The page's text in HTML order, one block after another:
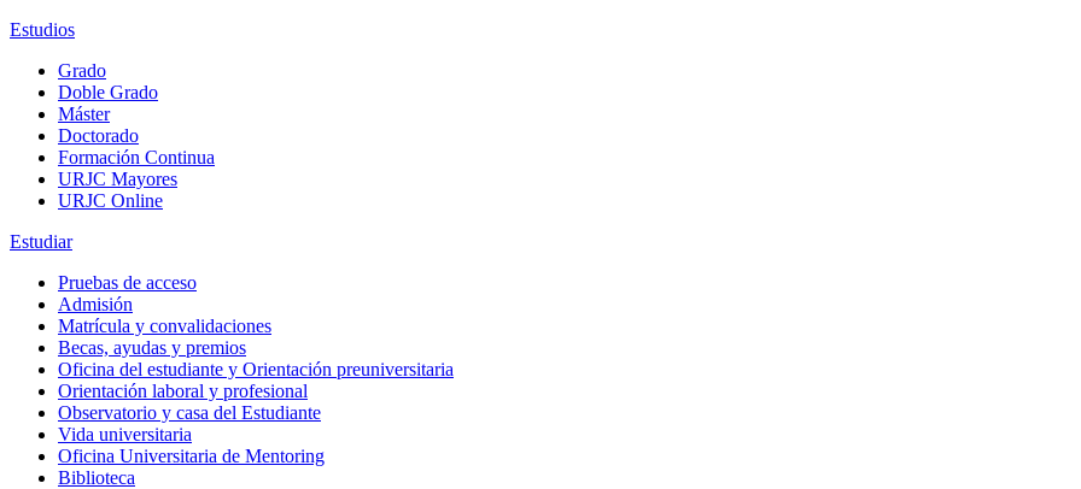
Estudios
Grado
Doble Grado
Máster
Doctorado
Formación Continua
URJC Mayores
URJC Online
Estudiar
Pruebas de acceso
Admisión
Matrícula y convalidaciones
Becas, ayudas y premios
Oficina del estudiante y Orientación preuniversitaria
Orientación laboral y profesional
Observatorio y casa del Estudiante
Vida universitaria
Oficina Universitaria de Mentoring
Biblioteca